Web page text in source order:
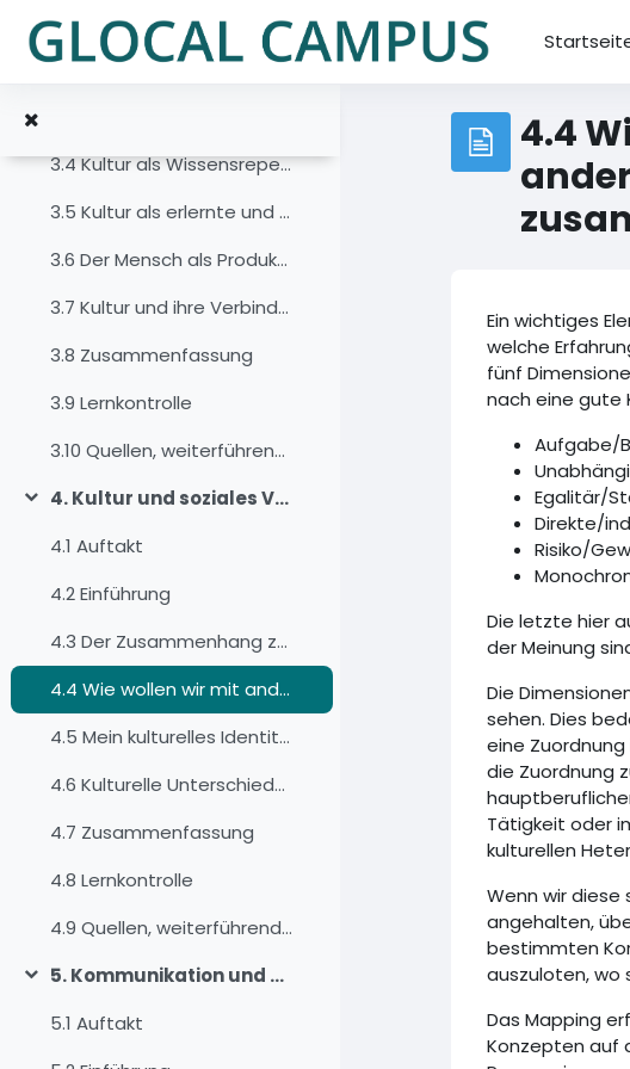
3.1 Auftakt
3.2 Einführung
3.4 Kultur als Wissensrepertoire
3.5 Kultur als erlernte und weitergegebene Kultur
3.6 Der Mensch als Produkt und Produzent von Kultur
3.7 Kultur und ihre Verbindung zum Kontext
3.8 Zusammenfassung
3.9 Lernkontrolle
3.10 Quellen, weiterführende Literatur und Weblinks
Einklappen
4. Kultur und soziales Verhalten
4.1 Auftakt
4.2 Einführung
4.3 Der Zusammenhang zwischen Kultur und sozialem Verhalten
4.4 Wie wollen wir mit anderen zusammenarbeiten?
4.5 Mein kulturelles Identitätsprofil
4.6 Kulturelle Unterschiede überbrücken
4.7 Zusammenfassung
4.8 Lernkontrolle
4.9 Quellen, weiterführende Literatur und Weblinks
Einklappen
5. Kommunikation und der Kommunikationsprozess
5.1 Auftakt
4.4
Ein wichtiges
welche
fünf
nach eine gute
Aufgabe/
Egalitär/
Direkte/
Risiko/
Die letzte hier
der Meinung
Die
sehen. Dies
eine
die Zuordnung
Tätigkeit oder
kulturellen
Wenn wir diese
angehalten,
bestimmten
auszuloten, wo
Das Mapping
Konzepten auf